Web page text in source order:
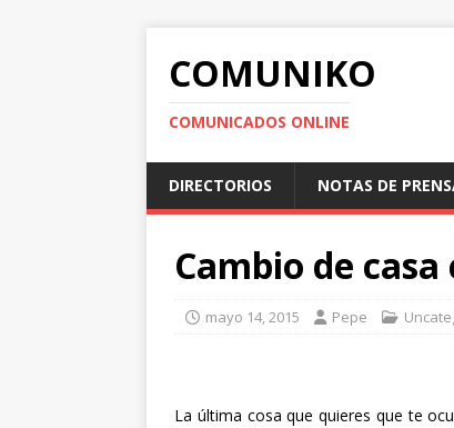
COMUNIKO
COMUNICADOS ONLINE
DIRECTORIOS NOTAS DE
Cambio de
mayo 14, 2015 Pepe
La última cosa que quieres que te